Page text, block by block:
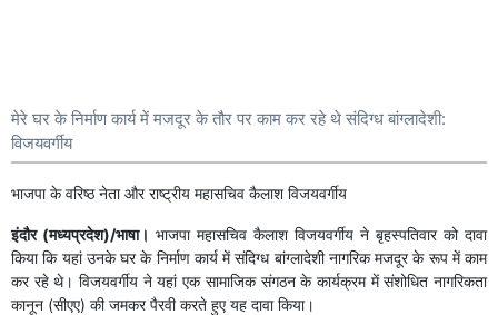
मेरे घर के निर्माण कार्य में मजदूर के तौर पर काम कर रहे थे संदिग्ध बांग्लादेशी:
विजयवर्गीय
भाजपा के वरिष्ठ नेता और राष्ट्रीय महासचिव कैलाश विजयवर्गीय
इंदौर (मध्यप्रदेश)/भाषा। भाजपा महासचिव कैलाश विजयवर्गीय ने बृहस्पतिवार को दावा
किया कि यहां उनके घर के निर्माण कार्य में संदिग्ध बांग्लादेशी नागरिक मजदूर के रूप में काम
कर रहे थे। विजयवर्गीय ने यहां एक सामाजिक संगठन के कार्यक्रम में संशोधित नागरिकता
कानून (सीएए) की जमकर पैरवी करते हुए यह दावा किया।